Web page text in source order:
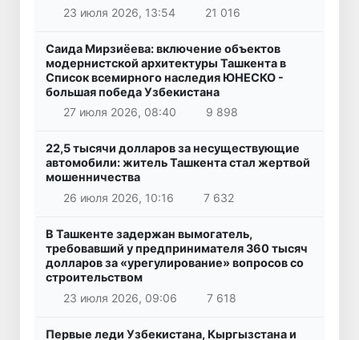
23 июля 2026, 13:54
21 016
Саида Мирзиёева: включение объектов
модернистской архитектуры Ташкента в
Список всемирного наследия ЮНЕСКО -
большая победа Узбекистана
27 июля 2026, 08:40
9 898
22,5 тысячи долларов за несуществующие
автомобили: житель Ташкента стал жертвой
мошенничества
26 июля 2026, 10:16
7 632
В Ташкенте задержан вымогатель,
требовавший у предпринимателя 360 тысяч
долларов за «урегулирование» вопросов со
строительством
23 июля 2026, 09:06
7 618
Первые леди Узбекистана, Кыргызстана и